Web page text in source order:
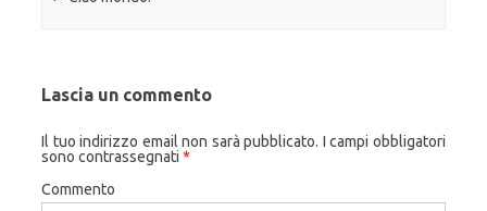
Lascia un commento
Il tuo indirizzo email non sarà pubblicato. I campi obbligatori
sono contrassegnati *
Commento